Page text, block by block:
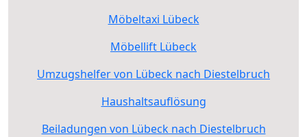
Möbeltaxi Lübeck
Möbellift Lübeck
Umzugshelfer von Lübeck nach Diestelbruch
Haushaltsauflösung
Beiladungen von Lübeck nach Diestelbruch